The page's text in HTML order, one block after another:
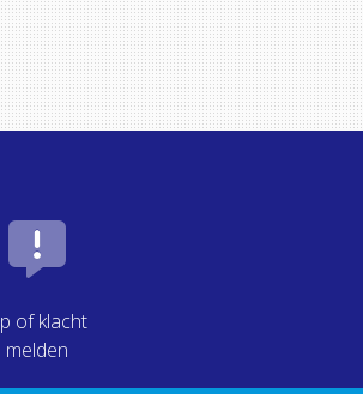
of klacht
melden